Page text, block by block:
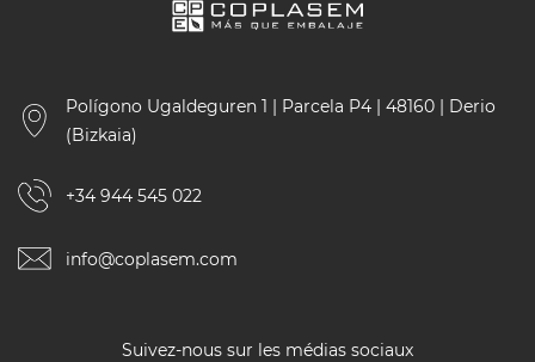
Polígono Ugaldeguren 1 | Parcela P4 | 48160 | Derio
(Bizkaia)
+34 944 545 022
info@coplasem.com
Suivez-nous sur les médias sociaux